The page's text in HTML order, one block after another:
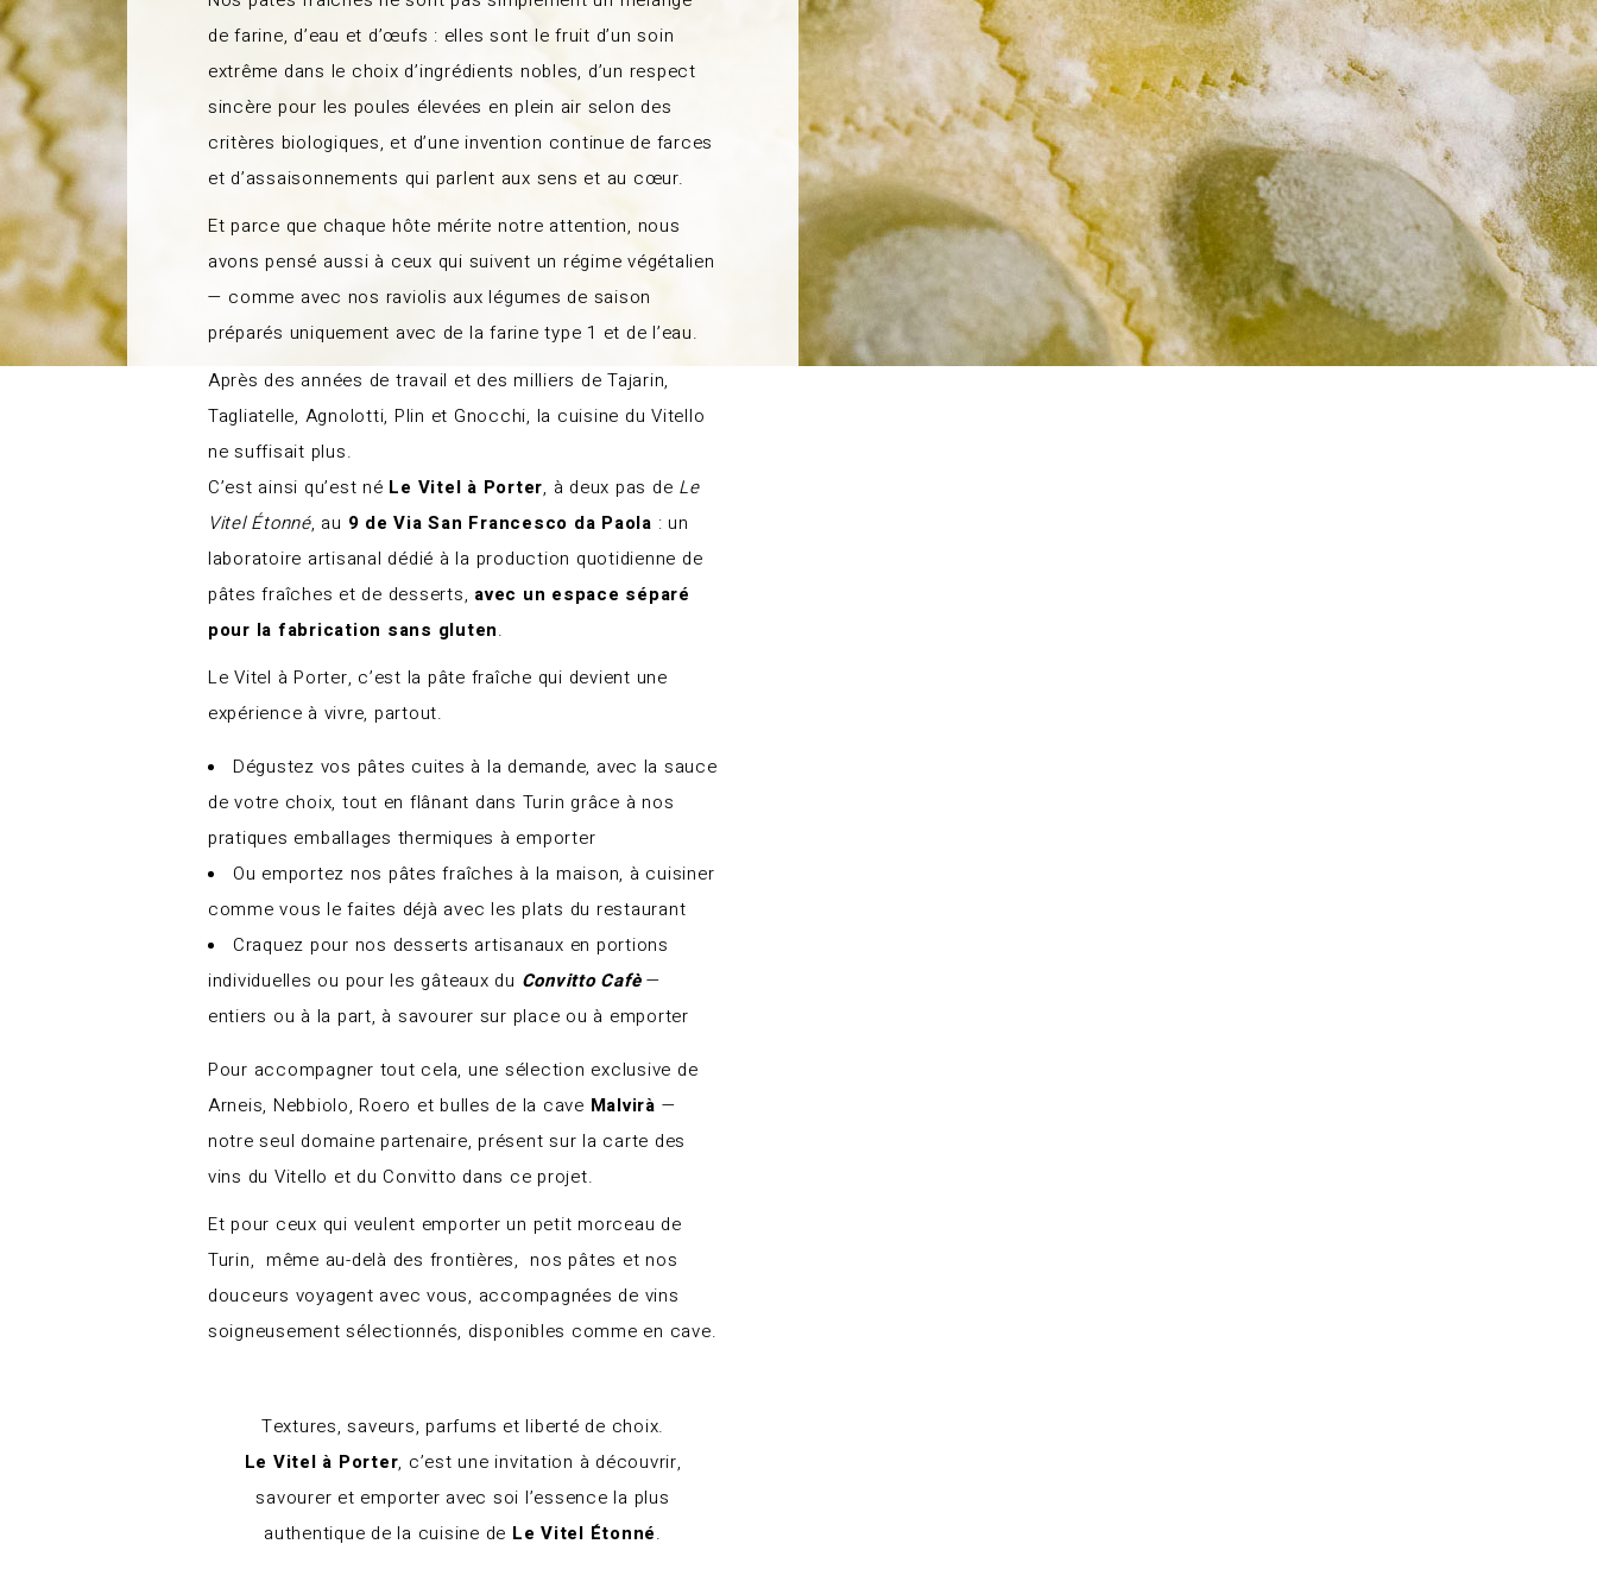
de farine, d’eau et d’œufs : elles sont le fruit d’un soin
extrême dans le choix d’ingrédients nobles, d’un respect
sincère pour les poules élevées en plein air selon des
critères biologiques, et d’une invention continue de farces
et d’assaisonnements qui parlent aux sens et au cœur.
Et parce que chaque hôte mérite notre attention, nous
avons pensé aussi à ceux qui suivent un régime végétalien
— comme avec nos raviolis aux légumes de saison
préparés uniquement avec de la farine type 1 et de l’eau.
Après des années de travail et des milliers de Tajarin,
Tagliatelle, Agnolotti, Plin et Gnocchi, la cuisine du Vitello
ne suffisait plus.
C’est ainsi qu’est né Le Vitel à Porter, à deux pas de Le
Vitel Étonné, au 9 de Via San Francesco da Paola : un
laboratoire artisanal dédié à la production quotidienne de
pâtes fraîches et de desserts, avec un espace séparé
pour la fabrication sans gluten.
Le Vitel à Porter, c’est la pâte fraîche qui devient une
expérience à vivre, partout.
Dégustez vos pâtes cuites à la demande, avec la sauce
de votre choix, tout en flânant dans Turin grâce à nos
pratiques emballages thermiques à emporter
Ou emportez nos pâtes fraîches à la maison, à cuisiner
comme vous le faites déjà avec les plats du restaurant
Craquez pour nos desserts artisanaux en portions
individuelles ou pour les gâteaux du Convitto Cafè—
entiers ou à la part, à savourer sur place ou à emporter
Pour accompagner tout cela, une sélection exclusive de
Arneis, Nebbiolo, Roero et bulles de la cave Malvirà —
notre seul domaine partenaire, présent sur la carte des
vins du Vitello et du Convitto dans ce projet.
Et pour ceux qui veulent emporter un petit morceau de
Turin, même au-delà des frontières, nos pâtes et nos
douceurs voyagent avec vous, accompagnées de vins
soigneusement sélectionnés, disponibles comme en cave.
Textures, saveurs, parfums et liberté de choix.
Le Vitel à Porter, c’est une invitation à découvrir,
savourer et emporter avec soi l’essence la plus
authentique de la cuisine de Le Vitel Étonné.